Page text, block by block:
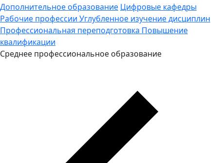
Дополнительное образование Цифровые кафедры
Рабочие профессии Углубленное изучение дисциплин
Профессиональная переподготовка Повышение
квалификации
Среднее профессиональное образование